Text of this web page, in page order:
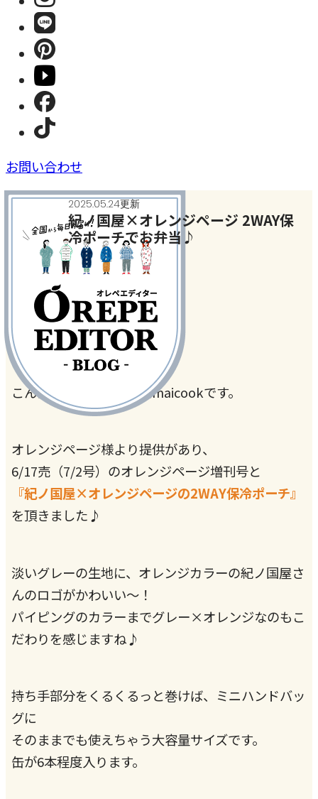
お問い合わせ
2025.05.24更新
紀ノ国屋×オレンジページ 2WAY保
冷ポーチでお弁当♪
家事・家電・暮らしの話
#オレペ紀ノ国屋コラボポーチ
こんにちは。管理栄養士maicookです。
オレンジページ様より提供があり、
6/17売（7/2号）のオレンジページ増刊号と
『紀ノ国屋×オレンジページの2WAY保冷ポーチ』
を頂きました♪
淡いグレーの生地に、オレンジカラーの紀ノ国屋さ
んのロゴがかわいい～！
パイピングのカラーまでグレー×オレンジなのもこ
だわりを感じますね♪
持ち手部分をくるくるっと巻けば、ミニハンドバッ
グに
そのままでも使えちゃう大容量サイズです。
缶が6本程度入ります。